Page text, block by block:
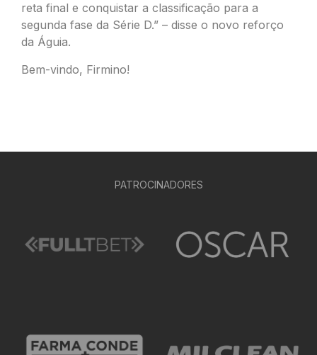
reta final e conquistar a classificação para a
segunda fase da Série D.” – disse o novo reforço
da Águia.
Bem-vindo, Firmino!
PATROCINADORES